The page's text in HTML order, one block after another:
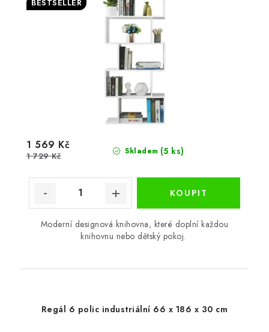
BESTSELLER
Skladem (5 ks)
1 569 Kč
1 729 Kč
Moderní designová knihovna, které doplní každou
knihovnu nebo dětský pokoj.
Regál 6 polic industriální 66 x 186 x 30 cm